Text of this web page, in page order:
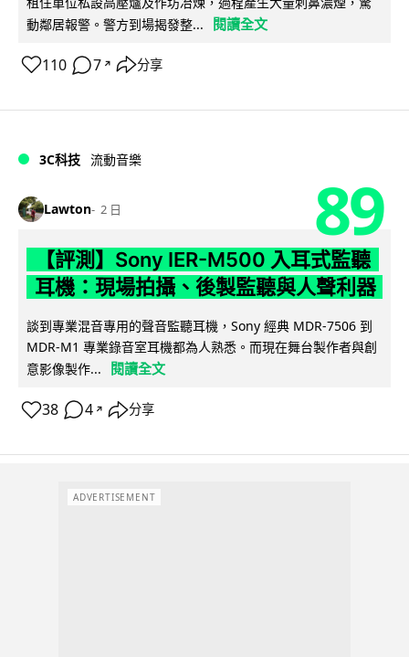
動鄰居報警。警方到場揭發整...
閱讀全文
110 7 ↗ 分享
3C科技 流動音樂
Lawton 2 日 89
【評測】Sony IER-M500 入耳式監聽
耳機：現場拍攝、後製監聽與人聲利器
談到專業混音專用的聲音監聽耳機，Sony 經典 MDR-7506 到
MDR-M1 專業錄音室耳機都為人熟悉。而現在舞台製作者與創
意影像製作...
閱讀全文
38 4 ↗ 分享
ADVERTISEMENT